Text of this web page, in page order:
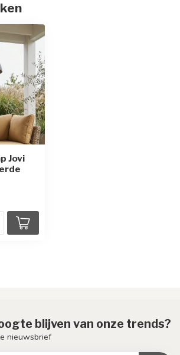
Jovi
blijven van onze trends?
nieuwsbrief